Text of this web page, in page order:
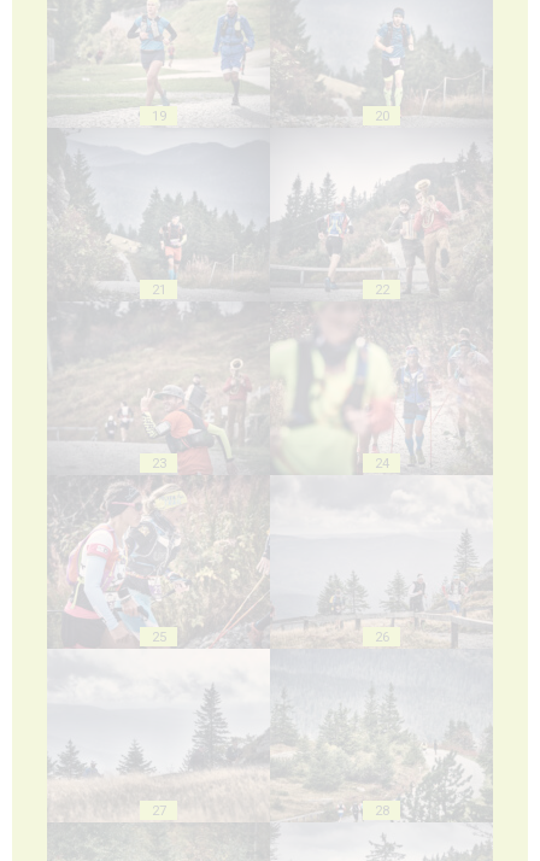
19 20
21 22
23 24
25 26
27 28